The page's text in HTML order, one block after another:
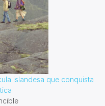
islandesa que conquista